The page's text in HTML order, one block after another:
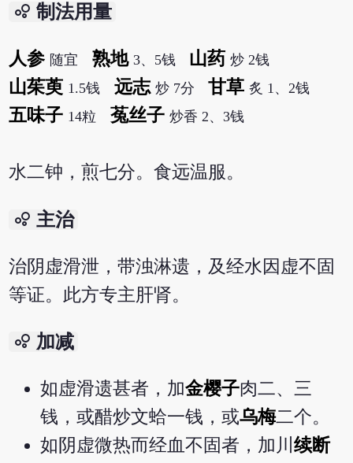
bubble_chart 制法用量
人参 随宜 熟地 3、5钱 山药 炒 2钱
山茱萸 1.5钱 远志 炒 7分 甘草 炙 1、2钱
五味子 14粒 菟丝子 炒香 2、3钱
水二钟，煎七分。食远温服。
bubble_chart 主治
治阴虚滑泄，带浊淋遗，及经水因虚不固
等证。此方专主肝肾。
bubble_chart 加减
如虚滑遗甚者，加金樱子肉二、三
钱，或醋炒文蛤一钱，或乌梅二个。
如阴虚微热而经血不固者，加川续断